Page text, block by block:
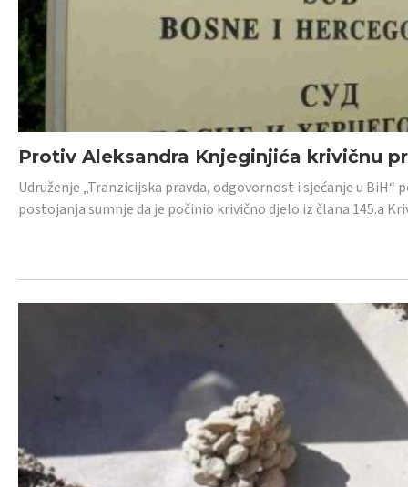
Protiv Aleksandra Knjeginjića krivičnu
Udruženje „Tranzicijska pravda, odgovornost i sjećanje u
postojanja sumnje da je počinio krivično djelo iz člana 145.a